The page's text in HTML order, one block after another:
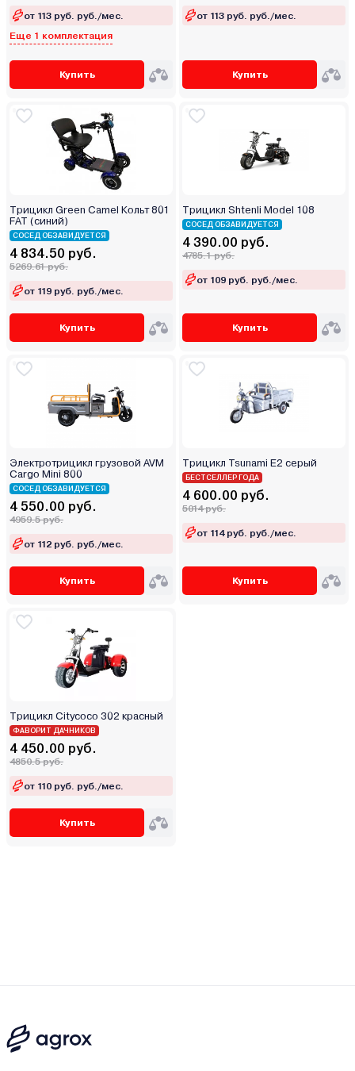
от 113 руб. руб./мес.
Еще 1 комплектация
Купить
от 113 руб. руб./мес.
Купить
Трицикл Green Camel Кольт 801
FAT (синий)
СОСЕД ОБЗАВИДУЕТСЯ
4 834.50 руб.
5269.61 руб.
от 119 руб. руб./мес.
Купить
Трицикл Shtenli Model 108
СОСЕД ОБЗАВИДУЕТСЯ
4 390.00 руб.
4785.1 руб.
от 109 руб. руб./мес.
Купить
Электротрицикл грузовой AVM
Cargo Mini 800
СОСЕД ОБЗАВИДУЕТСЯ
4 550.00 руб.
4959.5 руб.
от 112 руб. руб./мес.
Купить
Трицикл Tsunami E2 серый
БЕСТСЕЛЛЕР ГОДА
4 600.00 руб.
5014 руб.
от 114 руб. руб./мес.
Купить
Трицикл Citycoco 302 красный
ФАВОРИТ ДАЧНИКОВ
4 450.00 руб.
4850.5 руб.
от 110 руб. руб./мес.
Купить